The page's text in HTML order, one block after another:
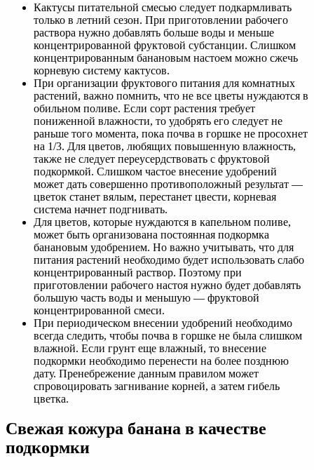
Кактусы питательной смесью следует подкармливать
только в летний сезон. При приготовлении рабочего
раствора нужно добавлять больше воды и меньше
концентрированной фруктовой субстанции. Слишком
концентрированным банановым настоем можно сжечь
корневую систему кактусов.
При организации фруктового питания для комнатных
растений, важно помнить, что не все цветы нуждаются в
обильном поливе. Если сорт растения требует
пониженной влажности, то удобрять его следует не
раньше того момента, пока почва в горшке не просохнет
на 1/3. Для цветов, любящих повышенную влажность,
также не следует переусердствовать с фруктовой
подкормкой. Слишком частое внесение удобрений
может дать совершенно противоположный результат —
цветок станет вялым, перестанет цвести, корневая
система начнет подгнивать.
Для цветов, которые нуждаются в капельном поливе,
может быть организована постоянная подкормка
банановым удобрением. Но важно учитывать, что для
питания растений необходимо будет использовать слабо
концентрированный раствор. Поэтому при
приготовлении рабочего настоя нужно будет добавлять
большую часть воды и меньшую — фруктовой
концентрированной смеси.
При периодическом внесении удобрений необходимо
всегда следить, чтобы почва в горшке не была слишком
влажной. Если грунт еще влажный, то внесение
подкормки необходимо перенести на более позднюю
дату. Пренебрежение данным правилом может
спровоцировать загнивание корней, а затем гибель
цветка.
Свежая кожура банана в качестве
подкормки